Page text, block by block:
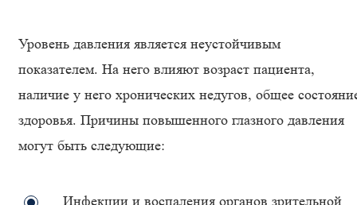
Уровень давления является неустойчивым
показателем. На него влияют возраст пациента,
наличие у него хронических недугов, общее
здоровья. Причины повышенного глазного давления
могут быть следующие:
Инфекции и воспаления органов зрительной